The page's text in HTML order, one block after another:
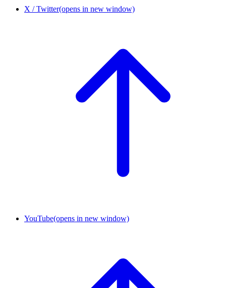
X / Twitter(opens in new window)
YouTube(opens in new window)